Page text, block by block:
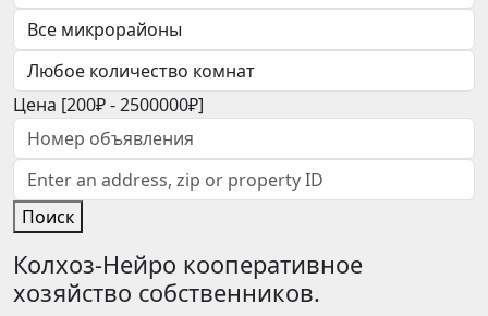
Цена [200₽-2500000₽]
Поиск
Колхоз-Нейро кооперативное
хозяйство собственников.